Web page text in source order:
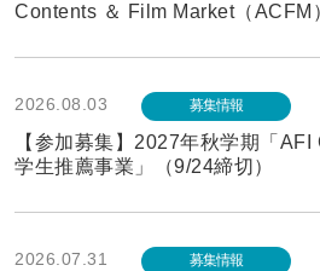
Contents ＆ Film Market（ACFM
2026.08.03 募集情報
【参加募集】2027年秋学期「
学生推薦事業」（9/24締切）
2026.07.31 募集情報